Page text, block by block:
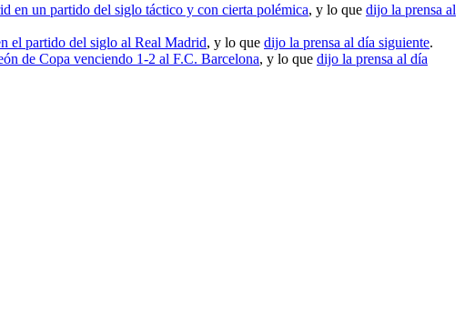
en un partido del siglo táctico y con cierta polémica, y lo que dijo la prensa al
el partido del siglo al Real Madrid, y lo que dijo la prensa al día siguiente.
de Copa venciendo 1-2 al F.C. Barcelona, y lo que dijo la prensa al día